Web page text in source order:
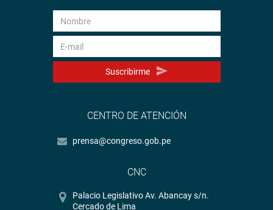
Suscribirme
CENTRO DE ATENCIÓN
prensa@congreso.gob.pe
CNC
Palacio Legislativo Av. Abancay s/n.
Cercado de Lima